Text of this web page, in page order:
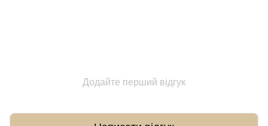
Додайте перший відгук